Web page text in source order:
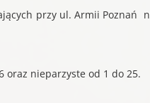
przy ul. Armii Poznań
oraz nieparzyste od 1 do 25.